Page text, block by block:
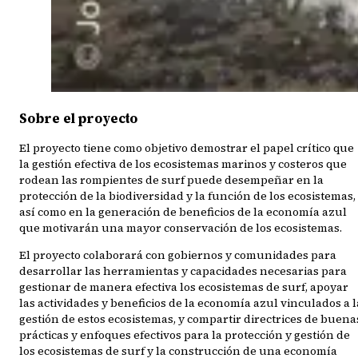
Sobre el proyecto
El proyecto tiene como objetivo demostrar el papel crítico que
la gestión efectiva de los ecosistemas marinos y costeros que
rodean las rompientes de surf puede desempeñar en la
protección de la biodiversidad y la función de los ecosistemas,
así como en la generación de beneficios de la economía azul
que motivarán una mayor conservación de los ecosistemas.
El proyecto colaborará con gobiernos y comunidades para
desarrollar las herramientas y capacidades necesarias para
gestionar de manera efectiva los ecosistemas de surf, apoyar
las actividades y beneficios de la economía azul vinculados a
gestión de estos ecosistemas, y compartir directrices de
prácticas y enfoques efectivos para la protección y gestión de
los ecosistemas de surf y la construcción de una economía